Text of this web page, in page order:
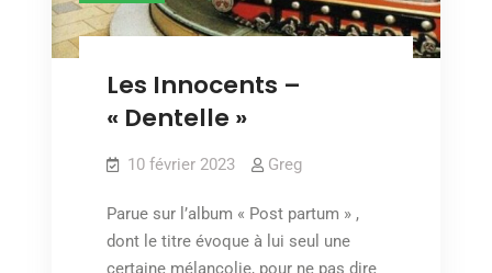
Les Innocents –
« Dentelle »
10 février 2023 Greg
Parue sur l’album « Post partum » ,
dont le titre évoque à lui seul une
certaine mélancolie, pour ne pas dire